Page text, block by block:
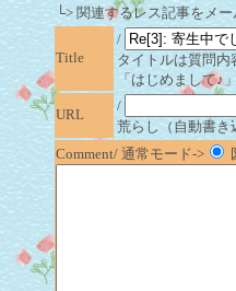
└> 関連するレス記事をメ
Title
/
タイトルは質問
「はじめまして♪
URL
/
荒らし（自動書き
Comment/ 通常モード->